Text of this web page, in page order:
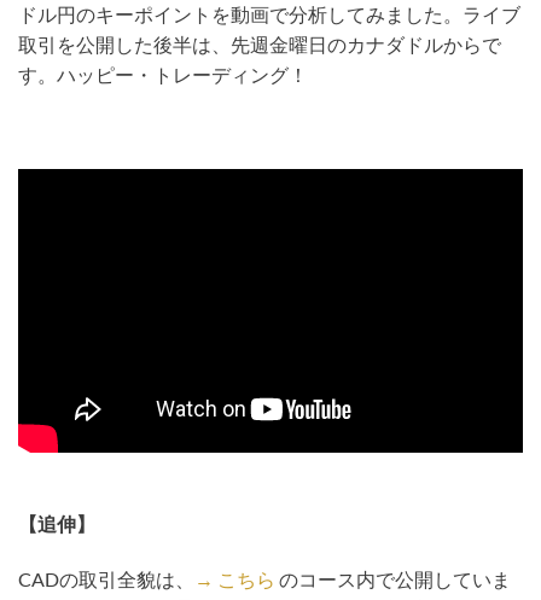
ドル円のキーポイントを動画で分析してみました。ライブ
取引を公開した後半は、先週金曜日のカナダドルからで
す。ハッピー・トレーディング！
【追伸】
CADの取引全貌は、 → こちら のコース内で公開していま